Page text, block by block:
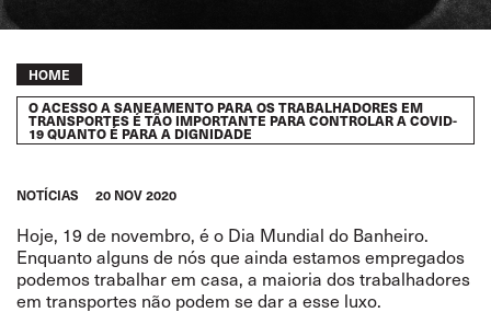
Breadcrumb
HOME
O ACESSO A SANEAMENTO PARA OS TRABALHADORES EM
TRANSPORTES É TÃO IMPORTANTE PARA CONTROLAR A COVID-
19 QUANTO É PARA A DIGNIDADE
NOTÍCIAS 20 NOV 2020
Hoje, 19 de novembro, é o Dia Mundial do Banheiro.
Enquanto alguns de nós que ainda estamos empregados
podemos trabalhar em casa, a maioria dos trabalhadores
em transportes não podem se dar a esse luxo.